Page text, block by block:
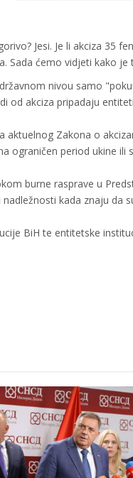
Јesi. Јe li akciza 35
Sada ćemo vidjeti kako
nivou samo
od akciza pripadaju
Zakona o
ograničen period ukine ili
burne rasprave u
kada znaju da
BiH te entitetske